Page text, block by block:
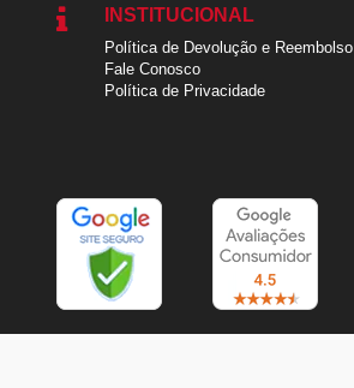
INSTITUCIONAL
Política de Devolução e Reembolso
Fale Conosco
Política de Privacidade